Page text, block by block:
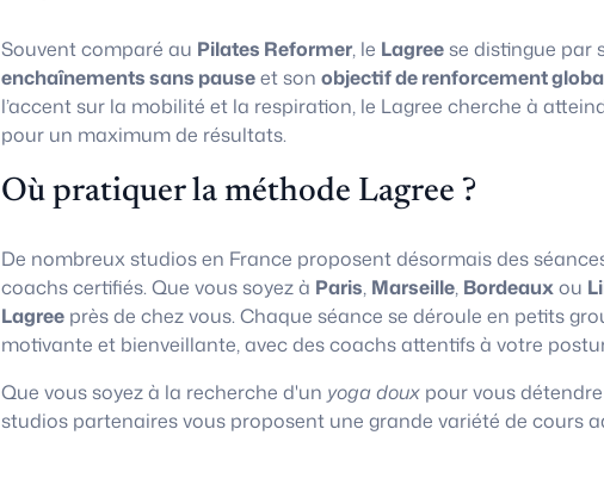
Souvent comparé au Pilates Reformer, le Lagree se distingue par
enchaînements sans pauseet son objectif de renforcement
l’accent sur la mobilité et la respiration, le Lagree cherche à
pour un maximum de résultats.
Où pratiquer la méthode Lagree ?
De nombreux studios en France proposent désormais des
coachs certifiés. Que vous soyez à Paris, Marseille, Bordeauxou
Lagree près de chez vous. Chaque séance se déroule en petits
motivante et bienveillante, avec des coachs attentifs à votre
Que vous soyez à la recherche d'un yoga doux pour vous
studios partenaires vous proposent une grande variété de cours